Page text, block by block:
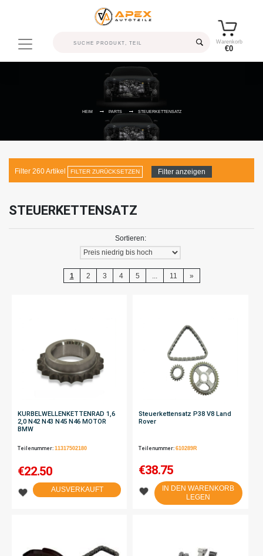
Warenkorb
€0
HEIM PARTS STEUERKETTENSATZ
Filter 260Artikel FILTER ZURÜCKSETZEN Filter anzeigen
STEUERKETTENSATZ
Sortieren:
1 2 3 4 5 11 »
KURBELWELLENKETTENRAD 1,6
2,0 N42 N43 N45 N46 MOTOR
BMW
Teilenummer: 11317502180
€22.50
AUSVERKAUFT
Steuerkettensatz P38 V8 Land
Rover
Teilenummer:610289R
€38.75
IN DEN WARENKORB
LEGEN